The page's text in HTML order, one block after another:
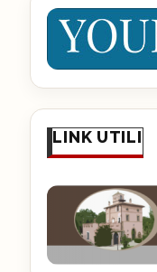
LINK UTILI